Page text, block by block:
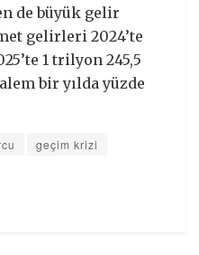
de büyük gelir
gelirleri 2024’te
1 trilyon 245,5
bir yılda yüzde
geçim krizi